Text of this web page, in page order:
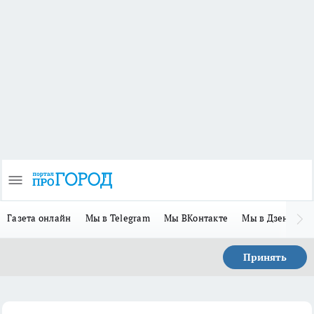
Газета онлайн Мы в Telegram Мы ВКонтакте Мы в Дзене
Принять